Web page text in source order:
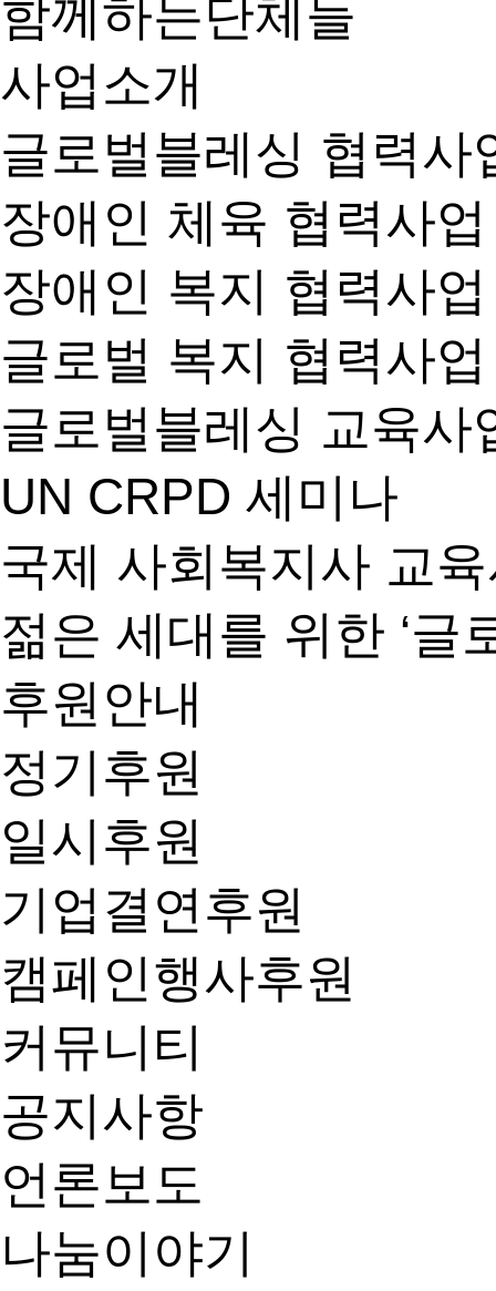
함께하는단체들
사업소개
글로벌블레싱 협력사
장애인 체육 협력사업
장애인 복지 협력사업
글로벌 복지 협력사업
글로벌블레싱 교육사
UN CRPD 세미나
국제 사회복지사 교
젊은 세대를 위한 ‘글
후원안내
정기후원
일시후원
기업결연후원
캠페인행사후원
커뮤니티
공지사항
언론보도
나눔이야기